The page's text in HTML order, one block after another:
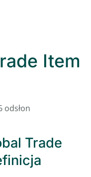
Item
odsłon
Trade